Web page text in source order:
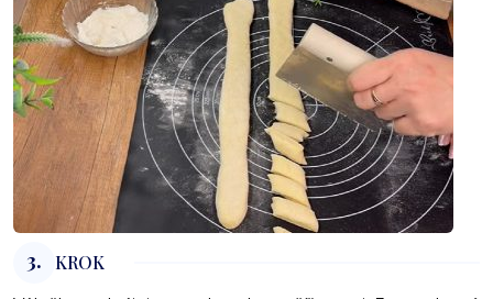
3. KROK